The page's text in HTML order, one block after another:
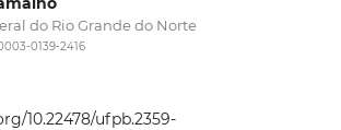
do Rio Grande do Norte
0139-2416
10.22478/ufpb.2359-